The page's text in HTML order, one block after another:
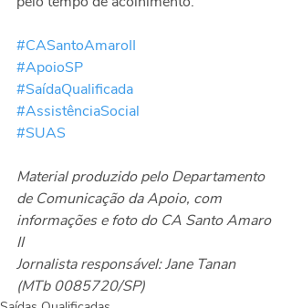
#CASantoAmaroII
#ApoioSP
#SaídaQualificada
#AssistênciaSocial
#SUAS
Material produzido pelo Departamento
de Comunicação da Apoio, com
informações e foto do CA Santo Amaro
II
Jornalista responsável: Jane Tanan
(MTb 0085720/SP)